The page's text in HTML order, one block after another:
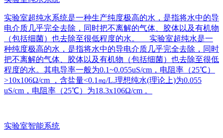
实验室超纯水系统是一种生产纯度极高的水，是指将水中的导
电介质几乎完全去除，同时把不离解的气体、胶体以及有机物
（包括细菌）也去除至很低程度的水。 实验室超纯水是一
种纯度极高的水，是指将水中的导电介质几乎完全去除，同时
把不离解的气体、胶体以及有机物（包括细菌）也去除至很低
程度的水。其电导率一般为0.1~0.055uS/cm，电阻率（25℃）
>10x106Ω/cm ，含盐量<0.1㎎/L.理想纯水(理论上)为0.055
uS/cm，电阻率（25℃）为18.3x106Ω/cm 。
实验室智能系统